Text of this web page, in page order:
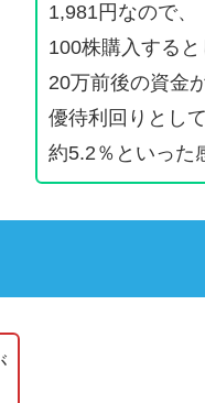
1,981円なので、
100株購入すると
20万前後の資金
優待利回りとし
約5.2％といった